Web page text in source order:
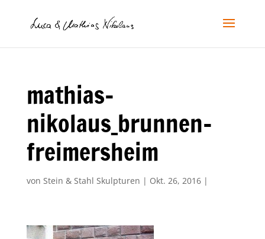
mathias-
nikolaus_brunnen-
freimersheim
von Stein & Stahl Skulpturen | Okt. 26, 2016|